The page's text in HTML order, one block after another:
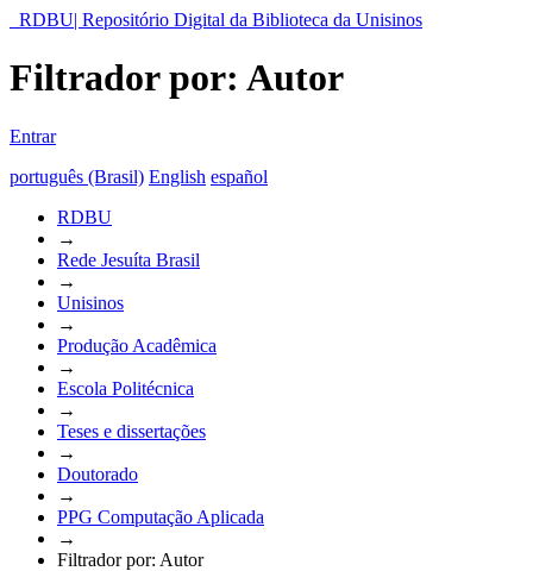
RDBU| Repositório Digital da Biblioteca da Unisinos
Filtrador por: Autor
Entrar
português (Brasil) English español
RDBU
→
Rede Jesuíta Brasil
→
Unisinos
→
Produção Acadêmica
→
Escola Politécnica
→
Teses e dissertações
→
Doutorado
→
PPG Computação Aplicada
→
Filtrador por: Autor